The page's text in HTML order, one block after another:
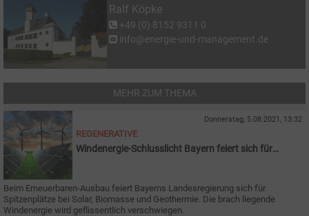
Ralf Köpke
+49 (0) 8152 9311 0
info@energie-und-management.de
MEHR ZUM THEMA
Donnerstag, 5.08.2021, 13:32
REGENERATIVE
Windenergie-Schlusslicht Bayern feiert sich für
Beim Erneuerbaren-Ausbau feiert Bayerns Landesregierung sich für
Spitzenplätze bei Solar, Biomasse und Geothermie. Die brach liegende
Windenergie wird geflissentlich verschwiegen.